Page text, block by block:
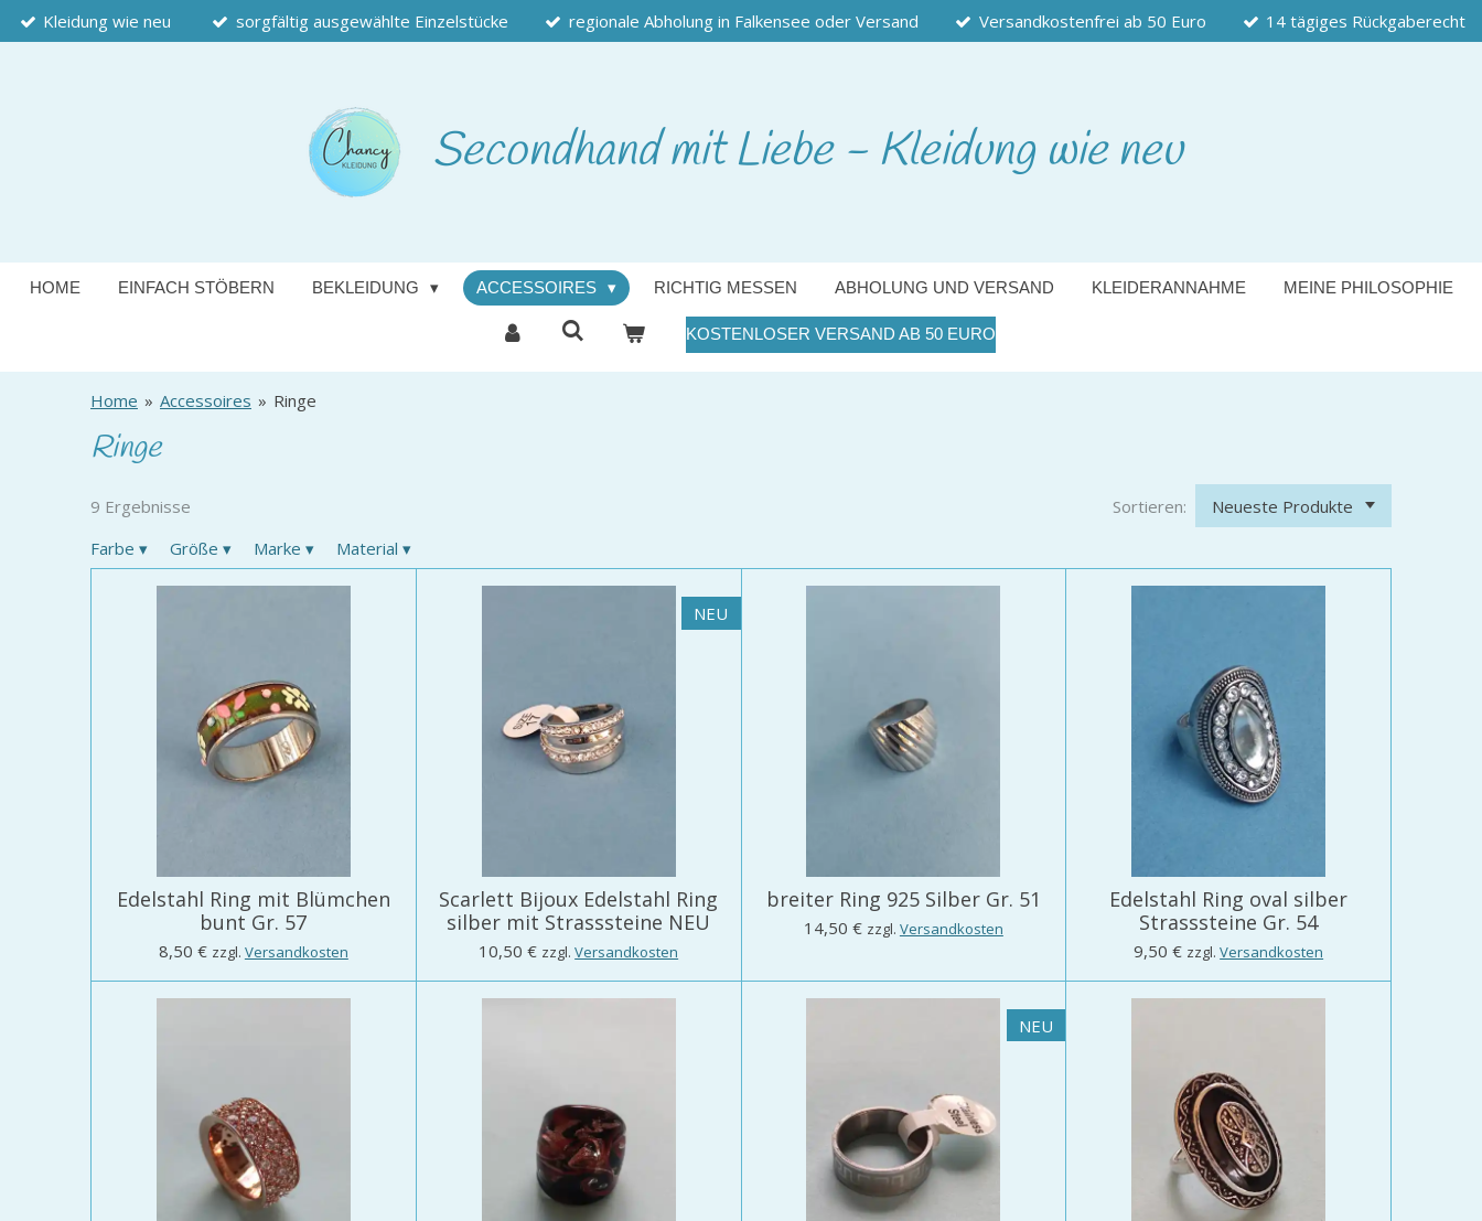
Zum
Hauptinhalt
Kleidung wie neu sorgfältig ausgewählte Einzelstücke regionale Abholung in Falkensee oder Versand Versandkostenfrei ab 50 Euro 14 tägiges Rückgaberecht
Secondhandmit Liebe - Kleidung wie neu
HOME EINFACH STÖBERN BEKLEIDUNG ACCESSOIRES RICHTIG MESSEN ABHOLUNG UND VERSAND KLEIDERANNAHME MEINE PHILOSOPHIE
KOSTENLOSER VERSAND AB 50 EURO
Home » Accessoires » Ringe
Ringe
9 Ergebnisse
Sortieren:
Farbe ▾ Größe ▾ Marke ▾ Material ▾
Edelstahl Ring mit Blümchen
bunt Gr. 57
8,50 € zzgl. Versandkosten
NEU
Scarlett Bijoux Edelstahl Ring
silber mit Strasssteine NEU
10,50 € zzgl.Versandkosten
breiter Ring 925 Silber Gr. 51
14,50 € zzgl. Versandkosten
Edelstahl Ring oval silber
Strasssteine Gr. 54
9,50 € zzgl.Versandkosten
NEU